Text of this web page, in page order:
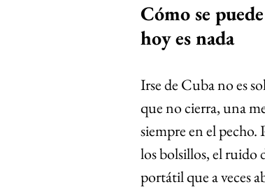
Cómo se
hoy es nada
Irse de Cuba no es
que no cierra, una
siempre en el pecho.
los bolsillos, el ruido
portátil que a veces